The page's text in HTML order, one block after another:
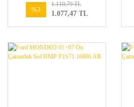
%3
1.077,47 TL
1.110,79 TL